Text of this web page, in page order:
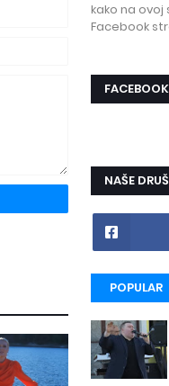
kako na ovoj
Facebook
FACEBOOK
NAŠE
POPULAR